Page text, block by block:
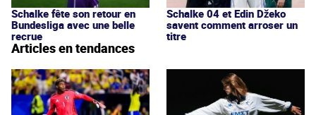
Schalke fête son retour en
Bundesliga avec une belle
recrue
Schalke 04 et Edin Džeko
savent comment arroser un
titre
Articles en tendances